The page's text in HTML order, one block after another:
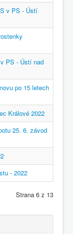
v PS - Ústí
PS - Ústí nad
po 15 letech
Králové 2022
25. 6. závod
- 2022
Strana 6 z 13